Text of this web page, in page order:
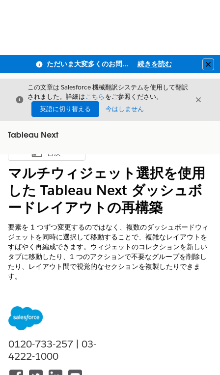
ただいま大変多くのお問い合わせをいただいており、ご連絡までにお時間を頂戴しております 続きを読む
閉じる
この文章は Salesforce 機械翻訳システムを使用して翻訳
されました。詳細はこちら をご参照ください。
英語に切り替える
今はしません
閉じる
Tableau Next
目次を表示
目次
マルチウィジェット選択を使用
した Tableau Next ダッシュボ
ードレイアウトの再構築
要素を 1 つずつ変更するのではなく、複数のダッシュボードウィ
ジェットを同時に選択して移動することで、複雑なレイアウトを
すばやく再編成できます。ウィジェットのコレクションを新しい
タブに移動したり、1 つのアクションで不要なグループを削除し
たり、レイアウト間で視覚的なセクションを複製したりできま
す。
サポートされているエディションを表示する。
必要なユーザー権限
Tableau Next ダッシュボード
0120-733-257 | 03-
4222-1000